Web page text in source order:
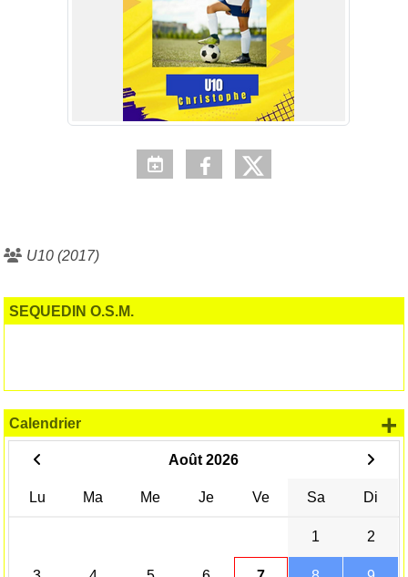
U10 (2017)
SEQUEDIN O.S.M.
Calendrier
Août 2026
Lu Ma Me Je Ve Sa Di
1 2
+